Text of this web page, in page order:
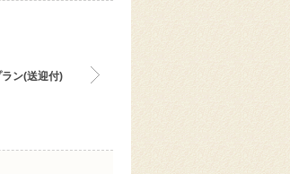
ラン(送迎付)